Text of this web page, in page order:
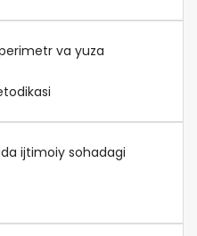
va yuza
ijtimoiy sohadagi